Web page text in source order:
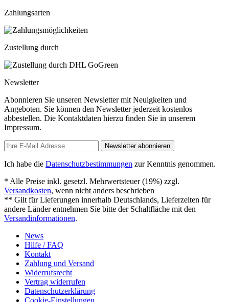
Zahlungsarten
Zustellung durch
Newsletter
Abonnieren Sie unseren Newsletter mit Neuigkeiten und
Angeboten. Sie können den Newsletter jederzeit kostenlos
abbestellen. Die Kontaktdaten hierzu finden Sie in unserem
Impressum.
Newsletter abonnieren
Ich habe die Datenschutzbestimmungen zur Kenntnis genommen.
* Alle Preise inkl. gesetzl. Mehrwertsteuer (19%) zzgl.
Versandkosten, wenn nicht anders beschrieben
** Gilt für Lieferungen innerhalb Deutschlands, Lieferzeiten für
andere Länder entnehmen Sie bitte der Schaltfläche mit den
Versandinformationen.
News
Hilfe / FAQ
Kontakt
Zahlung und Versand
Widerrufsrecht
Vertrag widerrufen
Datenschutzerklärung
Cookie-Einstellungen